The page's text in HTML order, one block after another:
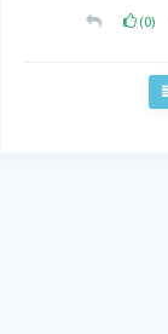
(0)